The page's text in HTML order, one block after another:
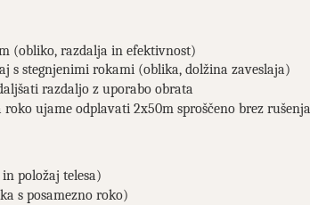
(obliko, razdalja in efektivnost)
s stegnjenimi rokami (oblika, dolžina zaveslaja)
razdaljo z uporabo obrata
ujame odplavati 2x50m sproščeno brez
položaj telesa)
s posamezno roko)